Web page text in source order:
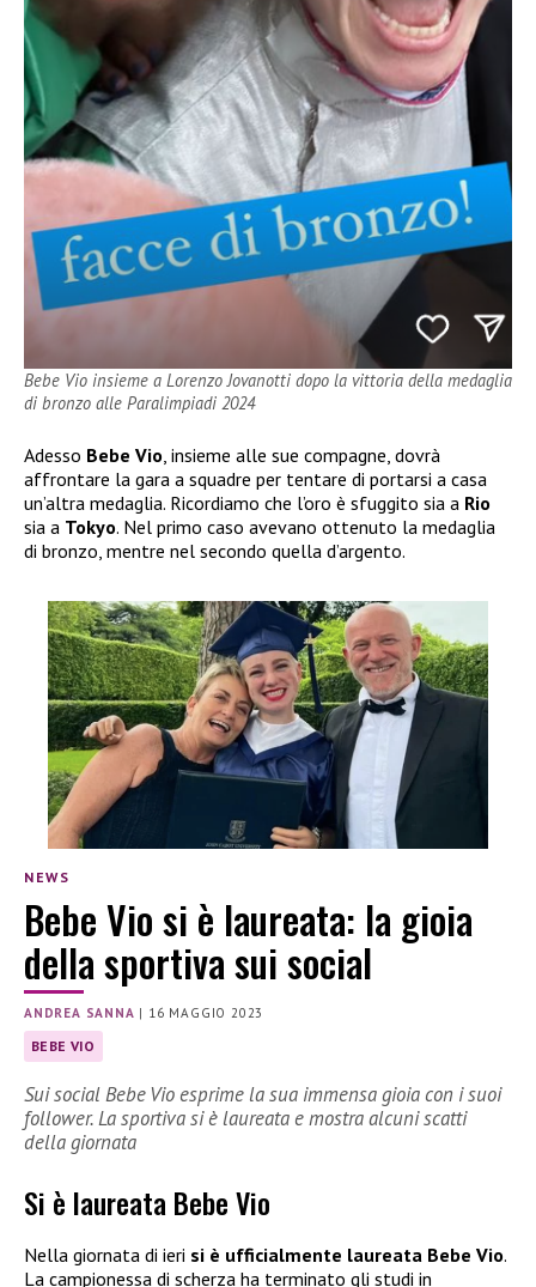
Bebe Vio insieme a Lorenzo Jovanotti dopo la vittoria della medaglia
di bronzo alle Paralimpiadi 2024
Adesso Bebe Vio, insieme alle sue compagne, dovrà
affrontare la gara a squadre per tentare di portarsi a casa
un’altra medaglia. Ricordiamo che l’oro è sfuggito sia a Rio
sia a Tokyo. Nel primo caso avevano ottenuto la medaglia
di bronzo, mentre nel secondo quella d’argento.
NEWS
Bebe Vio si è laureata: la gioia
della sportiva sui social
ANDREA SANNA | 16 MAGGIO 2023
BEBE VIO
Sui social Bebe Vio esprime la sua immensa gioia con i suoi
follower. La sportiva si è laureata e mostra alcuni scatti
della giornata
Si è laureata Bebe Vio
Nella giornata di ieri si è ufficialmente laureata Bebe Vio.
La campionessa di scherza ha terminato gli studi in